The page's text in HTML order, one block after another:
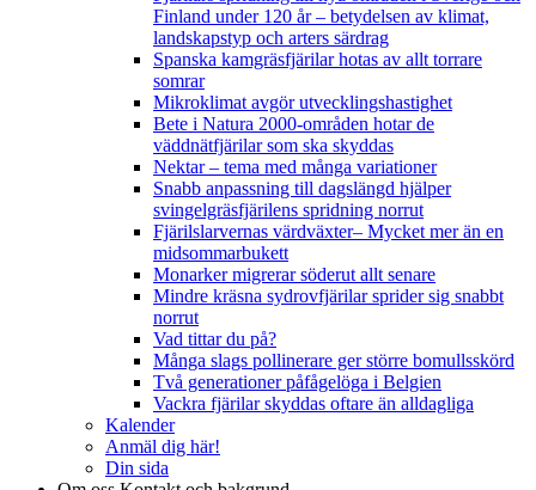
Finland under 120 år– betydelsen av klimat,
landskapstyp och arters särdrag
Spanska kamgräsfjärilar hotas av allt torrare
somrar
Mikroklimat avgör utvecklingshastighet
Bete i Natura 2000-områden hotar de
väddnätfjärilar som ska skyddas
Nektar – tema med många variationer
Snabb anpassning till dagslängd hjälper
svingelgräsfjärilens spridning norrut
Fjärilslarvernas värdväxter– Mycket mer än en
midsommarbukett
Monarker migrerar söderut allt senare
Mindre kräsna sydrovfjärilar sprider sig snabbt
norrut
Vad tittar du på?
Många slags pollinerare ger större bomullsskörd
Två generationer påfågelöga i Belgien
Vackra fjärilar skyddas oftare än alldagliga
Kalender
Anmäl dig här!
Din sida